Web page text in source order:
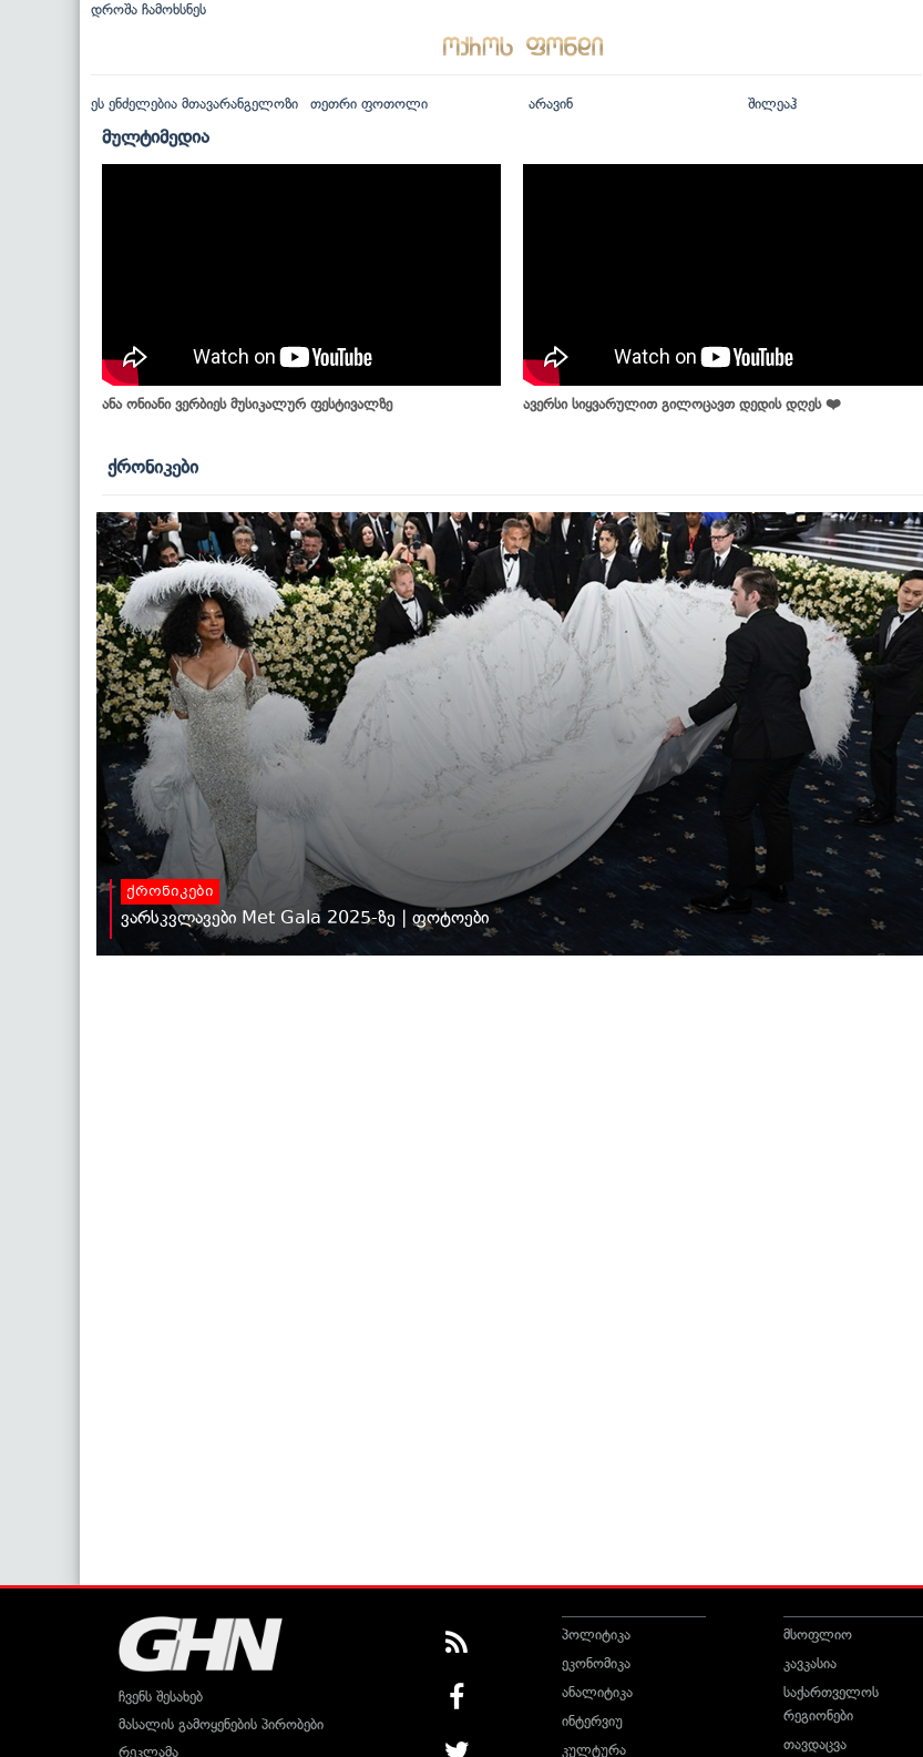
დროშა ჩამოხსნეს
ეს ენძელებია მთავარანგელოზი თეთრი ფოთოლი არავინ შილეაჰ
მულტიმედია
ანა ონიანი ვერბიეს მუსიკალურ ფესტივალზე ავერსი სიყვარულით გილოცავთ დედის დღეს ❤️
ქრონიკები
ქრონიკები
ვარსკვლავები Met Gala 2025-ზე | ფოტოები
ჩვენს შესახებ
მასალის გამოყენების პირობები
რეკლამა
პოლიტიკა
ეკონომიკა
ანალიტიკა
ინტერვიუ
კულტურა
მსოფლიო
კავკასია
საქართველოს
რეგიონები
თავდაცვა